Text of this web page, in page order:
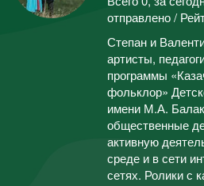
отправлено /
Степан и
артисты,
программы
фольклор»
имени М.А.
общественные
активную
среде и в сети
сетях. Ролики с